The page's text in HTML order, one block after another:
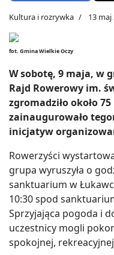
Kultura i rozrywka 13 maj
fot. Gmina Wielkie Oczy
W sobotę, 9 maja, w
Rajd Rowerowy im.
zgromadziło około
zainaugurowało
inicjatyw
Rowerzyści
grupa wyruszyła o
sanktuarium w
10:30 spod
Sprzyjająca pogoda i
uczestnicy mogli
spokojnej,